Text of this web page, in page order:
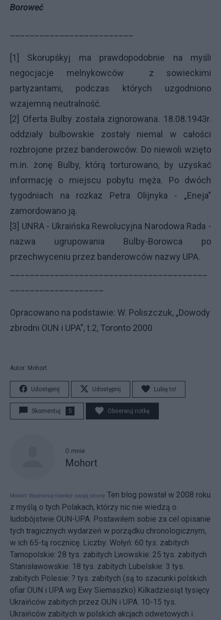
Boroweć
[1] Skorupśkyj ma prawdopodobnie na myśli
negocjacje melnykowców z sowieckimi
partyzantami, podczas których uzgodniono
wzajemną neutralność.
[2] Oferta Bulby została zignorowana. 18.08.1943r.
oddziały bulbowskie zostały niemal w całości
rozbrojone przez banderowców. Do niewoli wzięto
m.in. żonę Bulby, którą torturowano, by uzyskać
informację o miejscu pobytu męża. Po dwóch
tygodniach na rozkaz Petra Olijnyka - „Eneja"
zamordowano ją.
[3] UNRA - Ukraińska Rewolucyjna Narodowa Rada -
nazwa ugrupowania Bulby-Borowca po
przechwyceniu przez banderowców nazwy UPA.
Opracowano na podstawie: W. Poliszczuk, „Dowody
zbrodni OUN i UPA", t.2, Toronto 2000
Autor: Mohort
Udostępnij Udostępnij Lubię to!
Skomentuj 5 Obserwuj notkę
O mnie
Mohort
Mohort Wypromuj również swoją stronę Ten blog powstał w 2008 roku
z myślą o tych Polakach, którzy nic nie wiedzą o
ludobójstwie OUN-UPA. Postawiłem sobie za cel opisanie
tych tragicznych wydarzeń w porządku chronologicznym,
w ich 65-tą rocznicę. Liczby: Wołyń: 60 tys. zabitych
Tarnopolskie: 28 tys. zabitych Lwowskie: 25 tys. zabitych
Stanisławowskie: 18 tys. zabitych Lubelskie: 3 tys.
zabitych Polesie: ? tys. zabitych (są to szacunki polskich
ofiar OUN i UPA wg Ewy Siemaszko) Kilkadziesiąt tysięcy
Ukraińców zabitych przez OUN i UPA. 10-15 tys.
Ukraińców zabitych w polskich akcjach odwetowych i